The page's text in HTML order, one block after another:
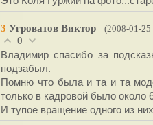
3 Угроватов Виктор (2008-01-
0
Владимир спасибо за
подзабыл.
Помню что была и та и та
только в кадровой было около
И тупое вращение одного из